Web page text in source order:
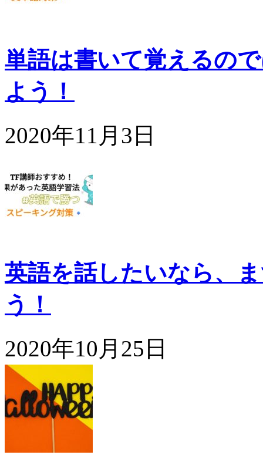
単語は書いて覚えるの
よう！
2020年11月3日
英語を話したいなら、
う！
2020年10月25日